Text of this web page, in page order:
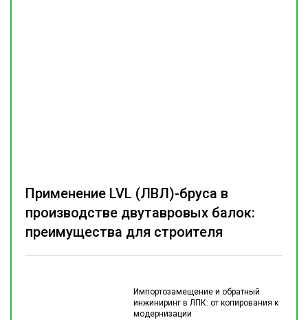
Импортозамещение и обратный
инжиниринг в ЛПК: от копирования к
модернизации
Применение LVL (ЛВЛ)-бруса в
производстве двутавровых балок:
преимущества для строителя